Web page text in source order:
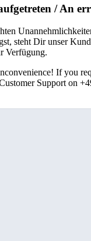
/ An
steht Dir unser
Verfügung.
If you
Support on